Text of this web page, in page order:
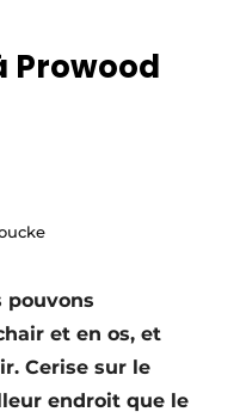
inscription
Prowood
pouvons
et en os, et
Cerise sur le
endroit que le